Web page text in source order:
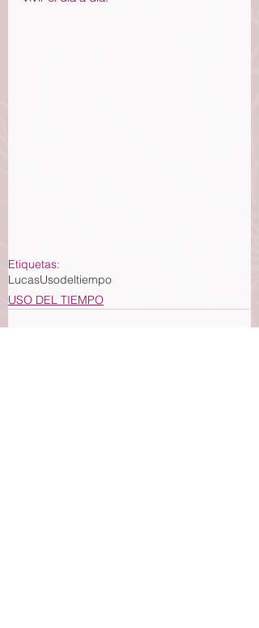
Etiquetas:
LucasUsodeltiempo
USO DEL TIEMPO